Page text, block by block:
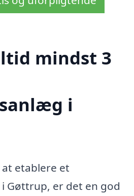
mindst 3
i
etablere et
Gøttrup, er det en god